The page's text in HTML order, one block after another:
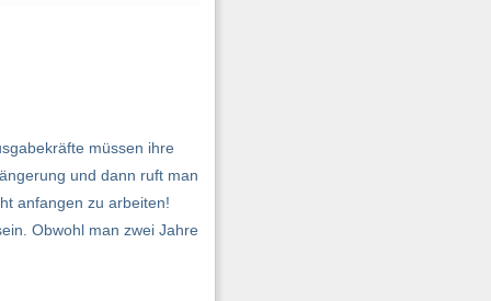
müssen ihre
und dann ruft man
anfangen zu arbeiten!
Obwohl man zwei Jahre